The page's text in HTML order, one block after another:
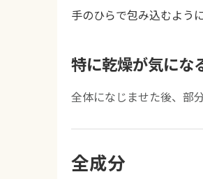
手のひらで包み込むよう
特に乾燥が気にな
全体になじませた後、部
全成分